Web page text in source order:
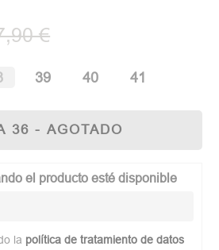
€
39 40 41
36 - AGOTADO
el producto esté disponible
la política de tratamiento de datos